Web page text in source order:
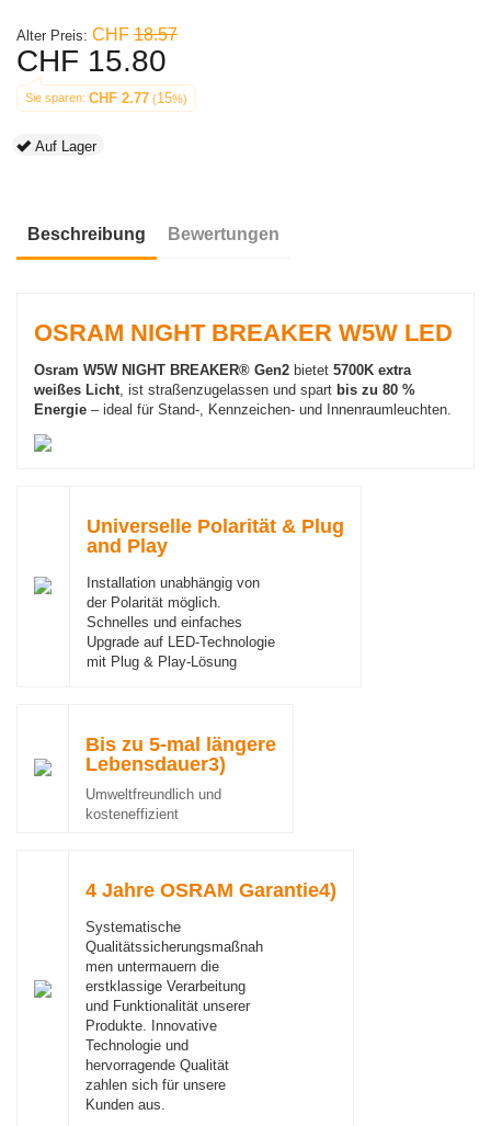
Alter Preis:CHF18.57
CHF 15.80
Sie sparen: CHF2.77 (15%)
Auf Lager
Beschreibung Bewertungen
OSRAM NIGHT BREAKER W5W LED
Osram W5W NIGHT BREAKER® Gen2 bietet5700K extra
weißes Licht, ist straßenzugelassen und spart bis zu 80 %
Energie – ideal für Stand-, Kennzeichen- und Innenraumleuchten.
Universelle Polarität & Plug
and Play
Installation unabhängig von
der Polarität möglich.
Schnelles und einfaches
Upgrade auf LED-Technologie
mit Plug & Play-Lösung
Bis zu 5-mal längere
Lebensdauer3)
Umweltfreundlich und
kosteneffizient
4 Jahre OSRAM Garantie4)
Systematische
Qualitätssicherungsmaßnah
men untermauern die
erstklassige Verarbeitung
und Funktionalität unserer
Produkte. Innovative
Technologie und
hervorragende Qualität
zahlen sich für unsere
Kunden aus.